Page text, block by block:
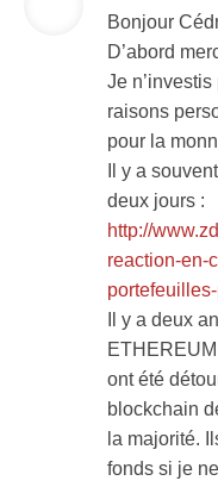
Bonjour
D’abord
Je
raisons
pour la
Il y a
deux jours :
http://
reaction-en-
Il y a deux
ont été
blockchain
la majorité.
fonds si je